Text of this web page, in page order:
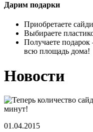
Дарим подарки
Приобретаете
Выбираете
Получаете
всю площадь дома!
Новости
01.04.2015